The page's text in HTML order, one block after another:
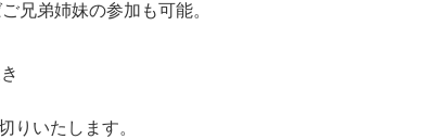
姉妹の参加も可能。
たします。